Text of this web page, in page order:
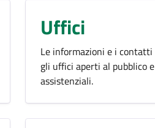
Uffici
Le informazioni e i
gli uffici aperti al pubblico
assistenziali.